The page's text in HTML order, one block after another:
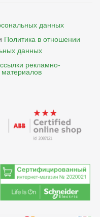
данных
Политика в отношении
данных
рекламно-
материалов